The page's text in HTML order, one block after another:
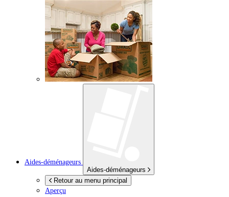
Aides-déménageurs
Aides-déménageurs
Retour au menu principal
Aperçu